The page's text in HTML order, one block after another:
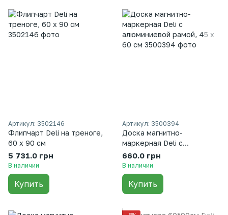
Артикул: 3502146
Флипчарт Deli на треноге,
60 х 90 см
5 731.0 грн
В наличии
Купить
Артикул: 3500394
Доска магнитно-
маркерная Deli с
алюминиевой рамой, 45 х
60 см
660.0 грн
В наличии
Купить